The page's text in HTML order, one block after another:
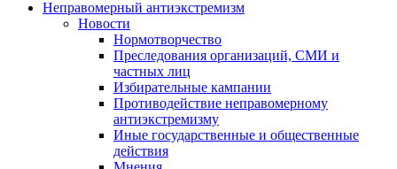
Неправомерный антиэкстремизм
Новости
Нормотворчество
Преследования организаций, СМИ и
частных лиц
Избирательные кампании
Противодействие неправомерному
антиэкстремизму
Иные государственные и общественные
действия